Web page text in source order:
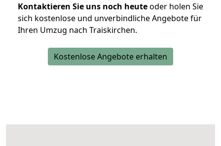
Kontaktieren Sie uns noch heuteoder holen Sie
sich kostenlose und unverbindliche Angebote für
Ihren Umzug nach Traiskirchen.
Kostenlose Angebote erhalten